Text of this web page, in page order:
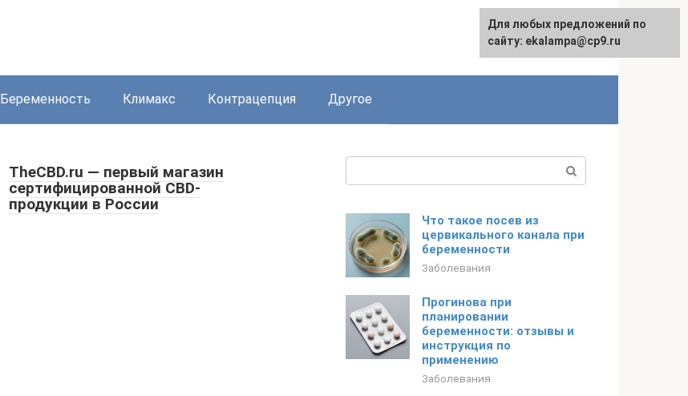
Беременность Климакс Контрацепция Другое
TheCBD.ru — первый магазин
сертифицированной CBD-
продукции в России
Что такое посев из
цервикального канала при
беременности
Заболевания
Прогинова при
планировании
беременности: отзывы и
инструкция по
применению
Заболевания
Для любых предложений по
сайту: ekalampa@cp9.ru